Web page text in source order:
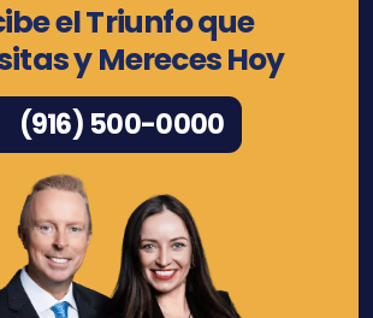
el Triunfo que
y Mereces Hoy
(916) 500-0000